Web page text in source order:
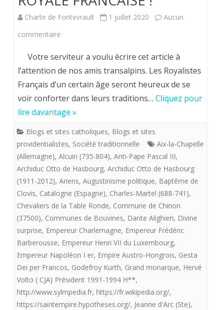
Généralisimo
Francisco
Charte de Fontevrault 1 juillet 2020
Aucun
commentaire
DU
SAINT
EMPIRE,
ROYALE
FRANCAISE
Votre serviteur a voulu écrire cet article à
l’attention de nos amis transalpins. Les Royalistes
Français d’un certain âge seront heureux de se
voir conforter dans leurs traditions… Cliquez pour
lire davantage »
Blogs et sites catholiques, Blogs et sites
providentialistes, Société traditionnelle
Aix-la-Chapelle
(Allemagne), Alcuin (735-804), Anti-Pape Pascal III,
Archiduc Otto de Hasbourg, Archiduc Otto de Hasbourg
(1911-2012), Ariens, Augustinisme politique, Baptême de
Clovis, Catalogne (Espagne), Charles-Martel (688-741),
Chevaliers de la Table Ronde, Commune de Chinon
(37500), Communes de Bouvines, Dante Alighieri, Divine
surprise, Empereur Charlemagne, Empereur Frédéric
Barberousse, Empereur Henri VII du Luxembourg,
Empereur Napoléon I er, Empire Austro-Hongrois, Gesta
Dei per Francos, Godefroy Kurth, Grand monarque, Hervé
Volto ( CJA) Président 1991-1994 H**,
http://www.sylmpedia.fr, https://fr.wikipedia.org/,
https://saintempire.hypotheses.org/, Jeanne d'Arc (Ste),